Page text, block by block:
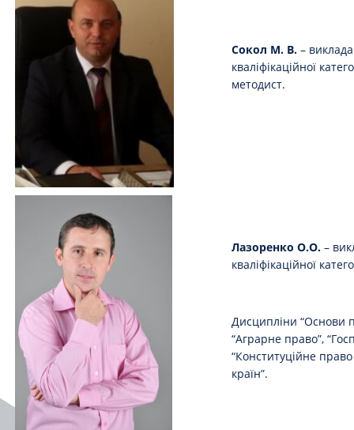
Сокол М. В. –
кваліфікаційної
методист.
Лазоренко О.О. –
кваліфікаційної
Дисципліни “Основи
“Аграрне право”,
“Конституційне
країн”.